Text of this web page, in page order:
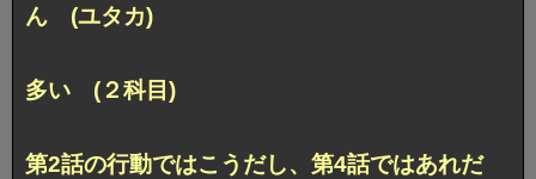
ん (ユタカ)
多い (２科目)
第2話の行動ではこうだし、第4話ではあれだ